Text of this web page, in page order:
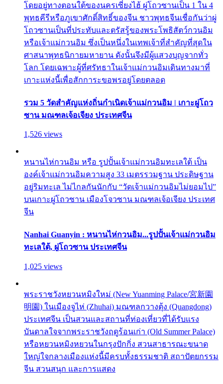
โดยอยู่ทางตอนใต้ของนครเซี่ยงไฮ้ ผู่โถวซานเป็น 1 ใน 4
พุทธคีรีหรือภูเขาศักดิ์สิทธิ์ของจีน ชาวพุทธจีนเชื่อกันว่าผู่
โถวซานเป็นที่ประทับและตรัสรู้ของพระโพธิสัตว์กวนอิม
หรือเจ้าแม่กวนอิม ซึ่งเป็นหนึ่งในเทพเจ้าที่สำคัญที่สุดใน
ศาสนาพุทธนิกายมหายาน ดังนั้นจึงมีผู้แสวงบุญจากทั่ว
โลก โดยเฉพาะผู้ที่ศรัทธาในเจ้าแม่กวนอิมเดินทางมาที่
เกาะแห่งนี้เพื่อสักการะขอพรอยู่โดยตลอด
รวม 5 วัดสำคัญแห่งถิ่นกำเนิดเจ้าแม่กวนอิม | เกาะผู่โถว
ซาน มณฑลเจ้อเจียง ประเทศจีน
1,526 views
หนานไห่กวนอิม หรือ รูปปั้นเจ้าแม่กวนอิมทะเลใต้ เป็น
องค์เจ้าแม่กวนอิมความสูง 33 เมตรรวมฐาน ประดิษฐาน
อยู่ริมทะเล ไม่ไกลกันนักกับ “วัดเจ้าแม่กวนอิมไม่ยอมไป”
บนเกาะผู่โถวซาน เมืองโจวซาน มณฑลเจ้อเจียง ประเทศ
จีน
Nanhai Guanyin : หนานไห่กวนอิม...รูปปั้นเจ้าแม่กวนอิม
ทะเลใต้, ผู่โถวซาน ประเทศจีน
1,025 views
พระราชวังหยวนหมิงใหม่ (New Yuanming Palace/宮新園
明園) ในเมืองจูไห่ (Zhuhai) มณฑลกวางตุ้ง (Quangdong)
ประเทศจีน เป็นสวนและสถานที่ท่องเที่ยวที่ได้รับแรง
บันดาลใจจากพระราชวังฤดูร้อนเก่า (Old Summer Palace)
หรือหยวนหมิงหยวนในกรุงปักกิ่ง สวนสาธารณะขนาด
ใหญ่ใจกลางเมืองแห่งนี้มีครบทั้งธรรมชาติ สถาปัตยกรรม
จีน สวนสนุก และการแสดง